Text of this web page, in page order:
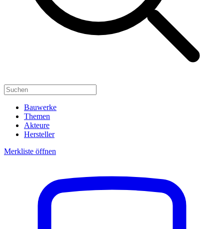
Bauwerke
Themen
Akteure
Hersteller
Merkliste öffnen